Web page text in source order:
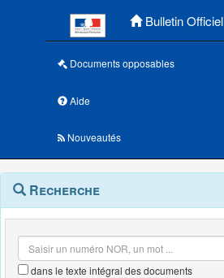
Bulletin Officiel
Documents opposables
Aide
Nouveautés
Navigation
outils
Menu
contextuel
Recherche
dans le texte intégral des documents